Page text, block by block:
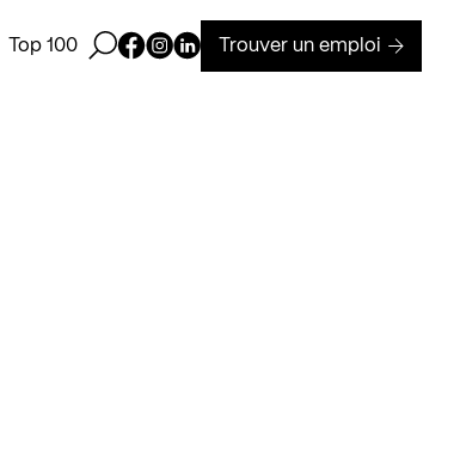
Top 100 Ouvrir la barre de recherche
Page Facebook de Kollectif
Page Instagram de Kollectif
Page Linkedin de Kollectif
Trouver un emploi